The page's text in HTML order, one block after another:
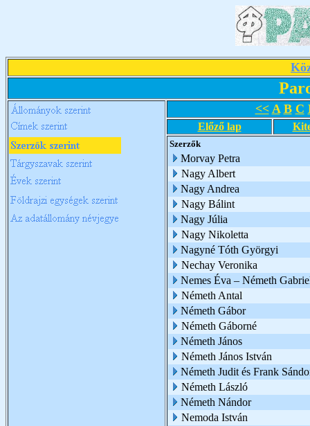
<< A B C
Előző lap
Szerzők
Morvay Petra
Nagy Albert
Nagy Andrea
Nagy Bálint
Nagy Júlia
Nagy Nikoletta
Nagyné Tóth Györgyi
Nechay Veronika
Nemes Éva – Németh
Németh Antal
Németh Gábor
Németh Gáborné
Németh János
Németh János István
Németh Judit és Frank
Németh László
Németh Nándor
Nemoda István